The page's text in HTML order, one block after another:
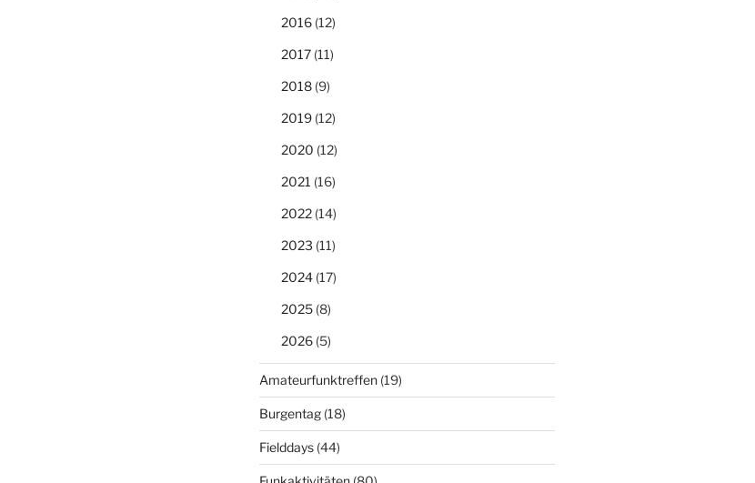
2016(12)
2017(11)
2018(9)
2019(12)
2020 (12)
2021 (16)
2022(14)
2023 (11)
2024(17)
2025(8)
2026(5)
Amateurfunktreffen(19)
Burgentag(18)
Fielddays(44)